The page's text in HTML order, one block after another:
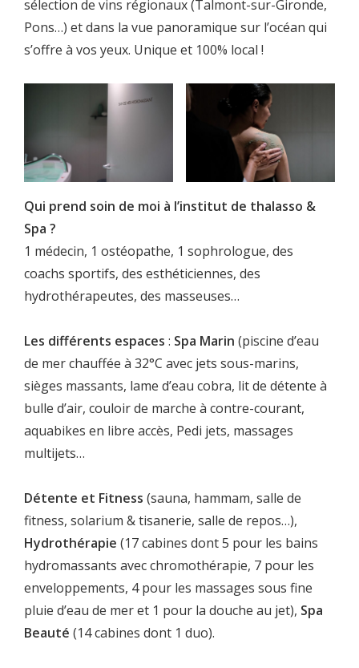
sélection de vins régionaux (Talmont-sur-Gironde,
Pons…) et dans la vue panoramique sur l’océan qui
s’offre à vos yeux. Unique et 100% local !
Qui prend soin de moi à l’institut de thalasso &
Spa ?
1 médecin, 1 ostéopathe, 1 sophrologue, des
coachs sportifs, des esthéticiennes, des
hydrothérapeutes, des masseuses…
Les différents espaces : Spa Marin (piscine d’eau
de mer chauffée à 32°C avec jets sous-marins,
sièges massants, lame d’eau cobra, lit de détente à
bulle d’air, couloir de marche à contre-courant,
aquabikes en libre accès, Pedi jets, massages
multijets…
Détente et Fitness (sauna, hammam, salle de
fitness, solarium & tisanerie, salle de repos…),
Hydrothérapie (17 cabines dont 5 pour les bains
hydromassants avec chromothérapie, 7 pour les
enveloppements, 4 pour les massages sous fine
pluie d’eau de mer et 1 pour la douche au jet), Spa
Beauté (14 cabines dont 1 duo).